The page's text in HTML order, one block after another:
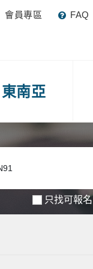
會員專區 FAQ
東南亞
只找可報名